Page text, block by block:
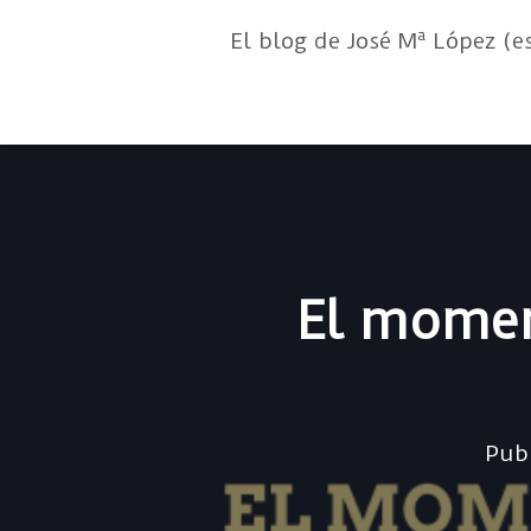
El blog de José Mª López
El